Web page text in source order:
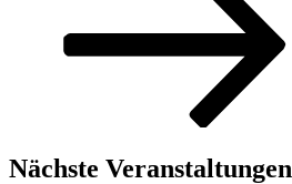
Nächste Veranstaltungen